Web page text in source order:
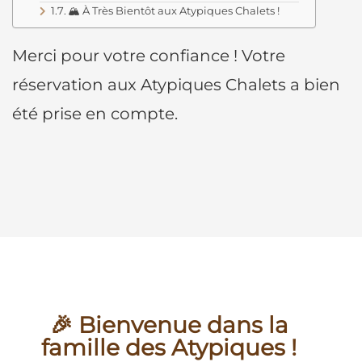
🏔️ À Très Bientôt aux Atypiques Chalets !
Merci pour votre confiance ! Votre
réservation aux Atypiques Chalets a bien
été prise en compte.
🎉 Bienvenue dans la
famille des Atypiques !